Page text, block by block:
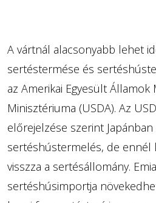
A vártnál alacsonyabb lehet
sertéstermése és
az Amerikai Egyesült Államok
Minisztériuma (USDA). Az
előrejelzése szerint
sertéshústermelés, de ennél
visszza a sertésállomány.
sertéshúsimportja